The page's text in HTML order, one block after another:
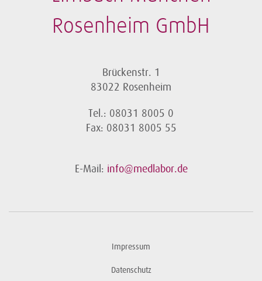
Rosenheim GmbH
Brückenstr. 1
83022 Rosenheim
Tel.: 08031 8005 0
Fax: 08031 8005 55
E-Mail: info@medlabor.de
Impressum
Datenschutz